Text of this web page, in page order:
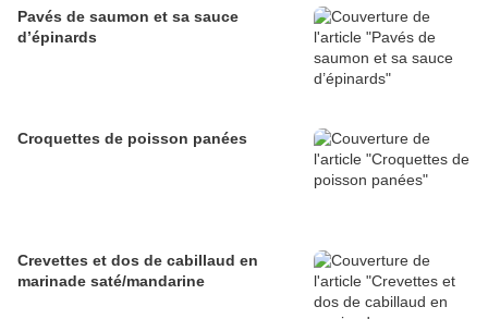
Pavés de saumon et sa sauce
d’épinards
Croquettes de poisson panées
Crevettes et dos de cabillaud en
marinade saté/mandarine